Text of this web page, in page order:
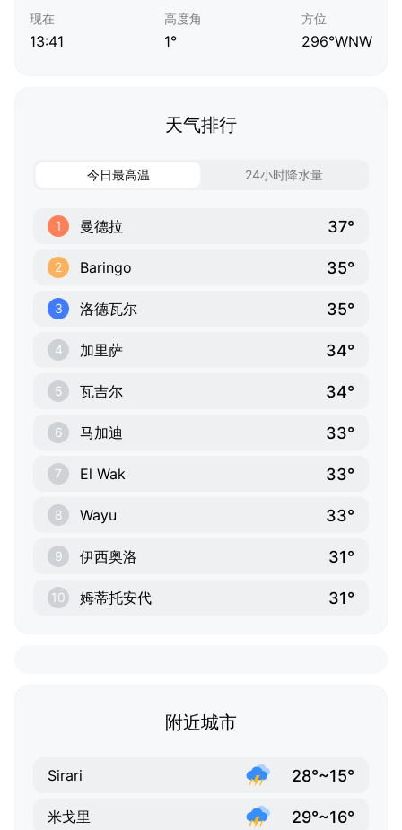
现在
13:41
高度角
1°
方位
296°WNW
天气排行
今日最高温 24小时降水量
1 曼德拉 37°
2 Baringo 35°
3 洛德瓦尔 35°
4 加里萨 34°
5 瓦吉尔 34°
6 马加迪 33°
7 El Wak 33°
8 Wayu 33°
9 伊西奥洛 31°
10 姆蒂托安代 31°
附近城市
Sirari 28°~15°
米戈里 29°~16°